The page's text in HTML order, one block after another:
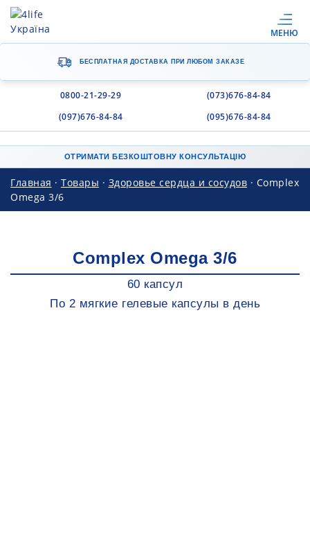
МЕНЮ
БЕСПЛАТНАЯ ДОСТАВКА ПРИ ЛЮБОМ ЗАКАЗЕ
0800-21-29-29
(073)676-84-84
(097)676-84-84
(095)676-84-84
ОТРИМАТИ БЕЗКОШТОВНУ КОНСУЛЬТАЦІЮ
Главная · Товары · Здоровье сердца и сосудов · Complex
Omega 3/6
Complex Omega 3/6
60 капсул
По 2 мягкие гелевые капсулы в день